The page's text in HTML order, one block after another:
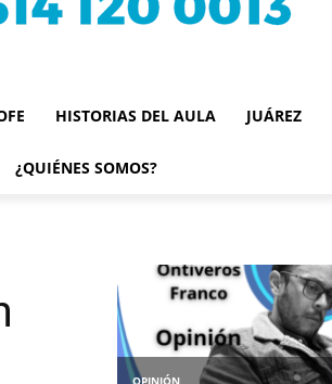
HISTORIAS DEL AULA JUÁREZ
¿QUIÉNES SOMOS?